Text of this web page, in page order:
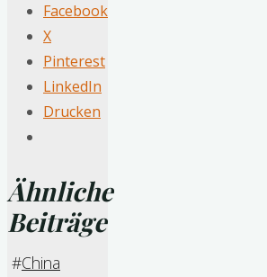
Facebook
X
Pinterest
LinkedIn
Drucken
Ähnliche
Beiträge
#China